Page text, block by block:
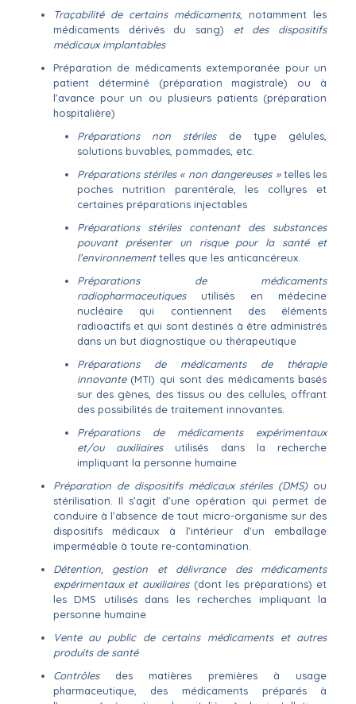
Traçabilité de certains médicaments, notamment les
médicaments dérivés du sang) et des dispositifs
médicaux implantables
Préparation de médicaments extemporanée pour un
patient déterminé (préparation magistrale) ou à
l’avance pour un ou plusieurs patients (préparation
hospitalière)
Préparations non stérilesde type gélules,
solutions buvables, pommades, etc.
Préparations stériles « non dangereuses »telles les
poches nutrition parentérale, les collyres et
certaines préparations injectables
Préparations stériles contenant des substances
pouvant présenter un risque pour la santé et
l’environnementtelles que les anticancéreux.
Préparations de médicaments
radiopharmaceutiquesutilisés en médecine
nucléaire qui contiennent des éléments
radioactifs et qui sont destinés à être administrés
dans un but diagnostique ou thérapeutique
Préparations de médicaments de thérapie
innovante(MTI) qui sont des médicaments basés
sur des gènes, des tissus ou des cellules, offrant
des possibilités de traitement innovantes.
Préparations de médicaments expérimentaux
et/ou auxiliairesutilisés dans la recherche
impliquant la personne humaine
Préparation de dispositifs médicaux stériles (DMS)ou
stérilisation. Il s’agit d’une opération qui permet de
conduire à l’absence de tout micro-organisme sur des
dispositifs médicaux à l’intérieur d’un emballage
imperméable à toute re-contamination.
Détention, gestion et délivrance des médicaments
expérimentaux et auxiliaires (dont les préparations) et
les DMS utilisés dans les recherches impliquant la
personne humaine
Vente au public de certains médicaments et autres
produits de santé
Contrôlesdes matières premières à usage
pharmaceutique, des médicaments préparés à